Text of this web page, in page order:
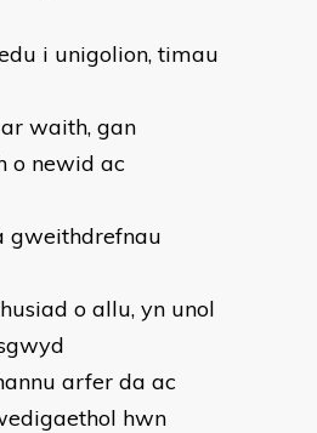
i unigolion, timau
waith, gan
o newid ac
gweithdrefnau
o allu, yn unol
arfer da ac
hwn